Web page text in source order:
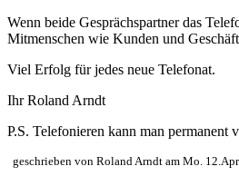
Wenn beide Gesprächspartner das
Mitmenschen wie Kunden und
Viel Erfolg für jedes neue Telefonat.
Ihr Roland Arndt
P.S. Telefonieren kann man
geschrieben von Roland Arndt am Mo.